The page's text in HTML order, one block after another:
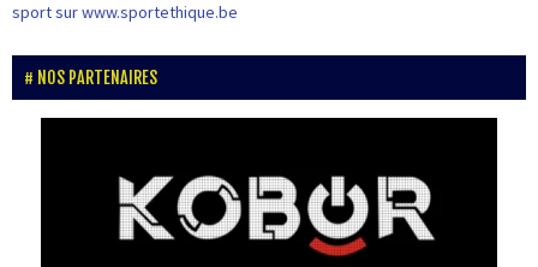
sport sur www.sportethique.be
NOS PARTENAIRES